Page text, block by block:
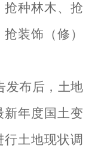
种林木、抢
装饰（修）
布后， 土地
年度国土变
土地现状调